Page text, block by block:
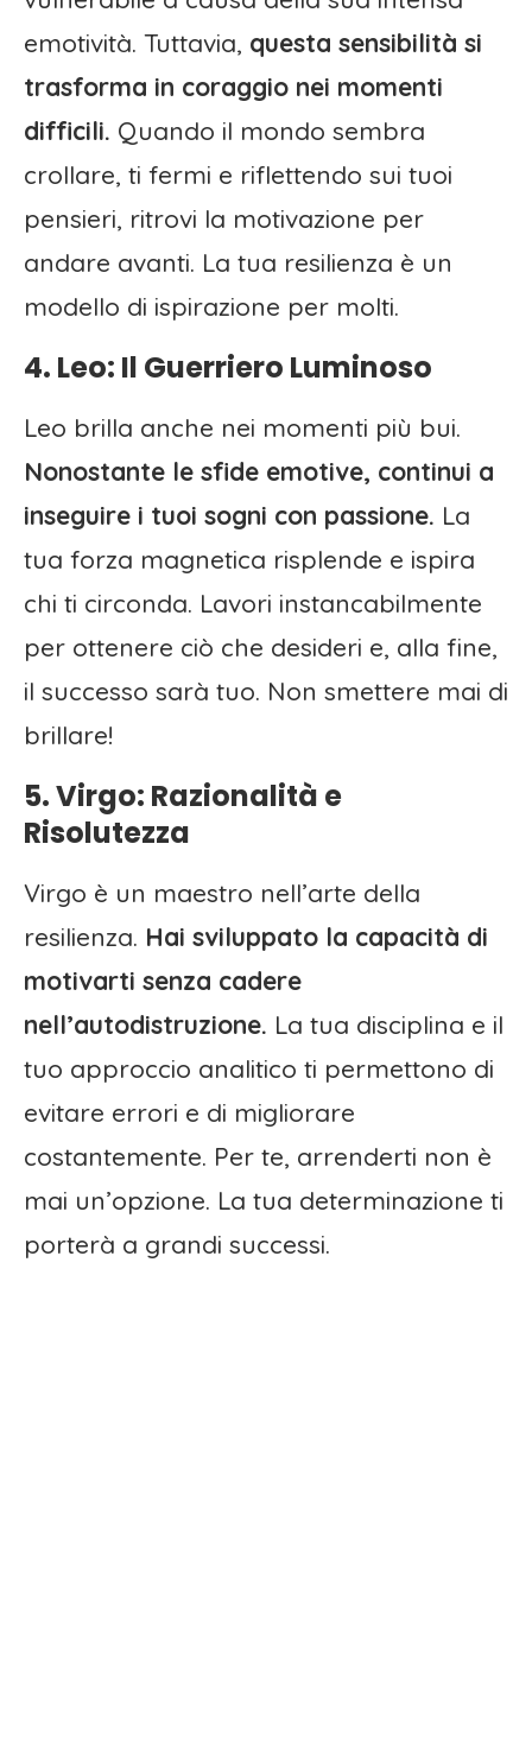
emotività. Tuttavia, questa sensibilità si
trasforma in coraggio nei momenti
difficili. Quando il mondo sembra
crollare, ti fermi e riflettendo sui tuoi
pensieri, ritrovi la motivazione per
andare avanti. La tua resilienza è un
modello di ispirazione per molti.
4. Leo: Il Guerriero Luminoso
Leo brilla anche nei momenti più bui.
Nonostante le sfide emotive, continui a
inseguire i tuoi sogni con passione. La
tua forza magnetica risplende e ispira
chi ti circonda. Lavori instancabilmente
per ottenere ciò che desideri e, alla fine,
il successo sarà tuo. Non smettere mai di
brillare!
5. Virgo: Razionalità e
Risolutezza
Virgo è un maestro nell’arte della
resilienza. Hai sviluppato la capacità di
motivarti senza cadere
nell’autodistruzione. La tua disciplina e il
tuo approccio analitico ti permettono di
evitare errori e di migliorare
costantemente. Per te, arrenderti non è
mai un’opzione. La tua determinazione ti
porterà a grandi successi.